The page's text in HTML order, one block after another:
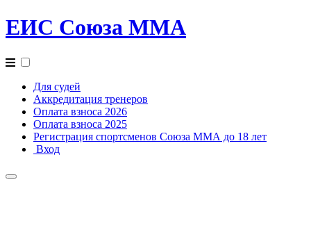
ЕИС Союза ММА
Для судей
Аккредитация тренеров
Оплата взноса 2026
Оплата взноса 2025
Регистрация спортсменов Союза ММА до 18 лет
Вход